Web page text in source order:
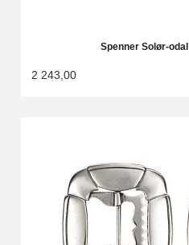
Spenner Solør-
2 243,00